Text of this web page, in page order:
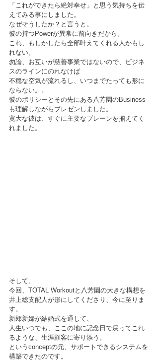
「これができたら絶対幸せ」と思う気持ちを伝
えてみる事にしました。
なぜそうしたか？と言うと。
彼の持つPowerが異常に前向きだから。
これ、もしかしたら全部叶えてくれる人かもし
れない。
勿論、お互いが慈善事業ではないので、ビジネ
スのラインにのれなけば
不穏な空気が流れるし、いつまでたっても形に
ならない。。
彼のポリシーとその先にある八芳園のBusiness
も理解しながらプレゼンしました。
寛大な彼は、すぐに主要なブレーンを揃えてく
れました。
そして、
今回、TOTAL Workoutと八芳園の大きな構想を
井上総支配人が形にしてくださり、今に至りま
す。
新郎新婦が結婚式を通して、
人生いつでも、ここの地に記念日で戻ってこれ
るような、生涯顧客に寄り添う。
というconceptの元、サポートできるシステムを
構築できたのです。